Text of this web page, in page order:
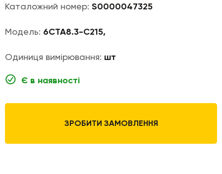
Каталожний номер: S0000047325
Модель: 6CTA8.3-C215,
Одиниця вимірювання: шт
Є в наявності
ЗРОБИТИ ЗАМОВЛЕННЯ